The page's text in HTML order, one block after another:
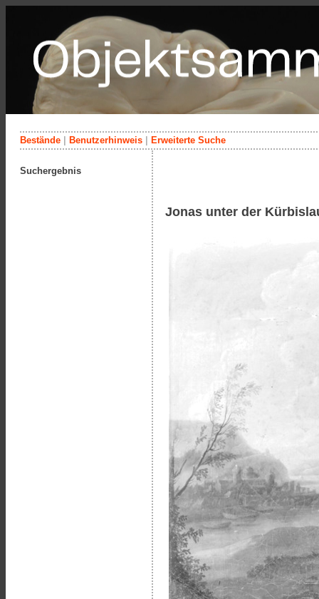
Bestände Benutzerhinweis Erweiterte Suche
Jonas unter der
Suchergebnis